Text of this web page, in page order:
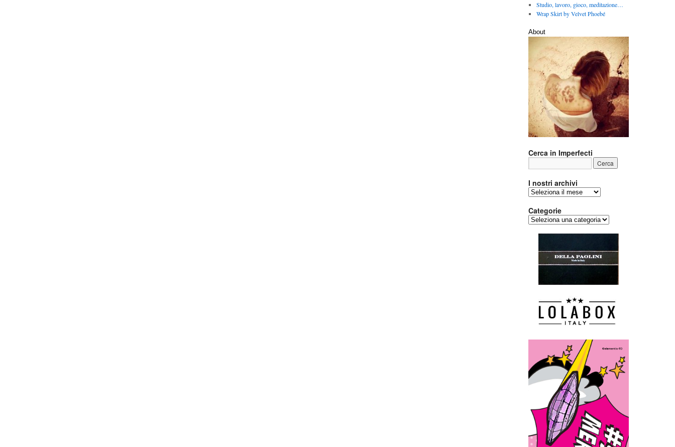
Studio, lavoro, gioco, meditazione…
Wrap Skirt by Velvet Phoebé
About
Cerca in Imperfecti
I nostri archivi
archivi
Categorie
Categorie